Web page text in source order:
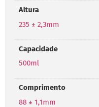
Altura
235 ± 2,3mm
Capacidade
500ml
Comprimento
88 ± 1,1mm